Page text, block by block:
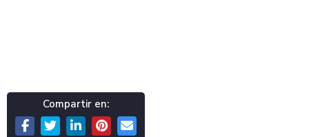
Compartir en: